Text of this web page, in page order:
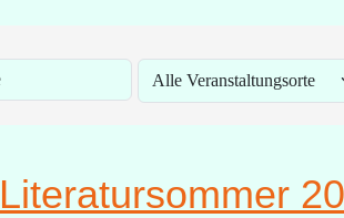
Literatursommer